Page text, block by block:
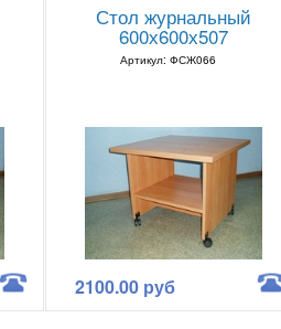
Стол журнальный
600х600х507
Артикул: ФСЖ066
2100.00 руб